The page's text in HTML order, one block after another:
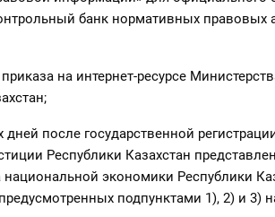
банк нормативных правовых
на интернет-ресурсе
дней после государственной
Республики Казахстан
экономики Республики
подпунктами 1), 2) и 3)